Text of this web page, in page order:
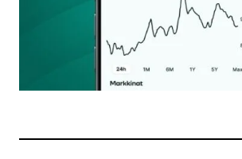
Nimesi tai nimimerkkisi
Sähköpostiosoitteesi
Tilaa SalkunRakentajan uutiskirje